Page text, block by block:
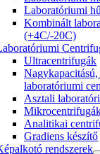
Laboratóriumi
Kombinált
(+4C/-20C)
Ultracentrifugák
laboratóriumi
Asztali
Analitikai
Gradiens készítő
rendszerek